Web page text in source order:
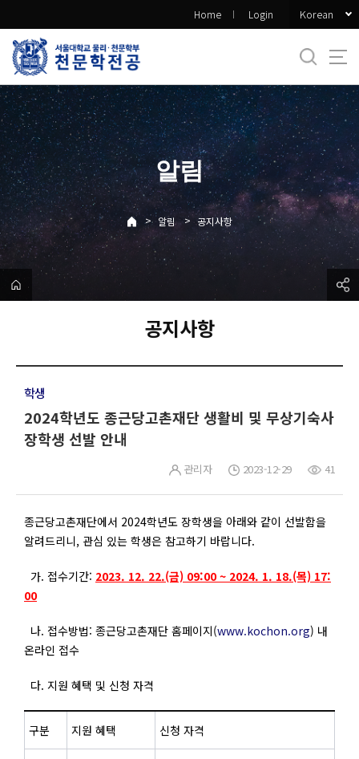
로
메
뉴
Home Login Korean
알림
> 알림 > 공지사항
공지사항
학생
2024학년도 종근당고촌재단 생활비 및 무상기숙사
장학생 선발 안내
관리자 2023-12-29 41
종근당고촌재단에서 2024학년도 장학생을 아래와 같이 선발함을
알려드리니, 관심 있는 학생은 참고하기 바랍니다.
가. 접수기간: 2023. 12. 22.(금) 09:00 ~ 2024. 1. 18.(목) 17:
00
나. 접수방법: 종근당고촌재단 홈페이지(www.kochon.org) 내
온라인 접수
다. 지원 혜택 및 신청 자격
구분 지원 혜택 신청 자격